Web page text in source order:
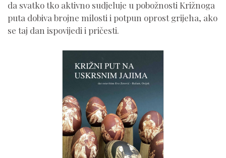
da svatko tko aktivno sudjeluje u pobožnosti Križnoga
puta dobiva brojne milosti i potpun oprost grijeha, ako
se taj dan ispovijedi i pričesti.